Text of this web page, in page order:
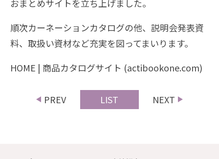
おまとめサイトを立ち上げました。
順次カーネーションカタログの他、説明会発表資
料、取扱い資材など充実を図ってまいります。
HOME | 商品カタログサイト (actibookone.com)
PREV LIST NEXT